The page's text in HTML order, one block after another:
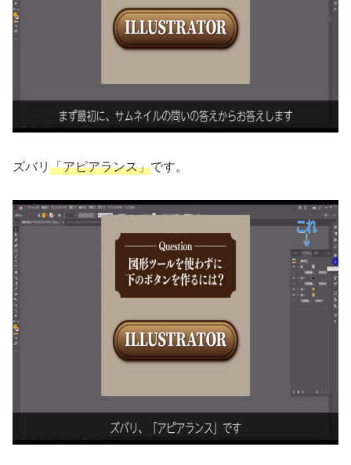
ズバリ「アピアランス」です。